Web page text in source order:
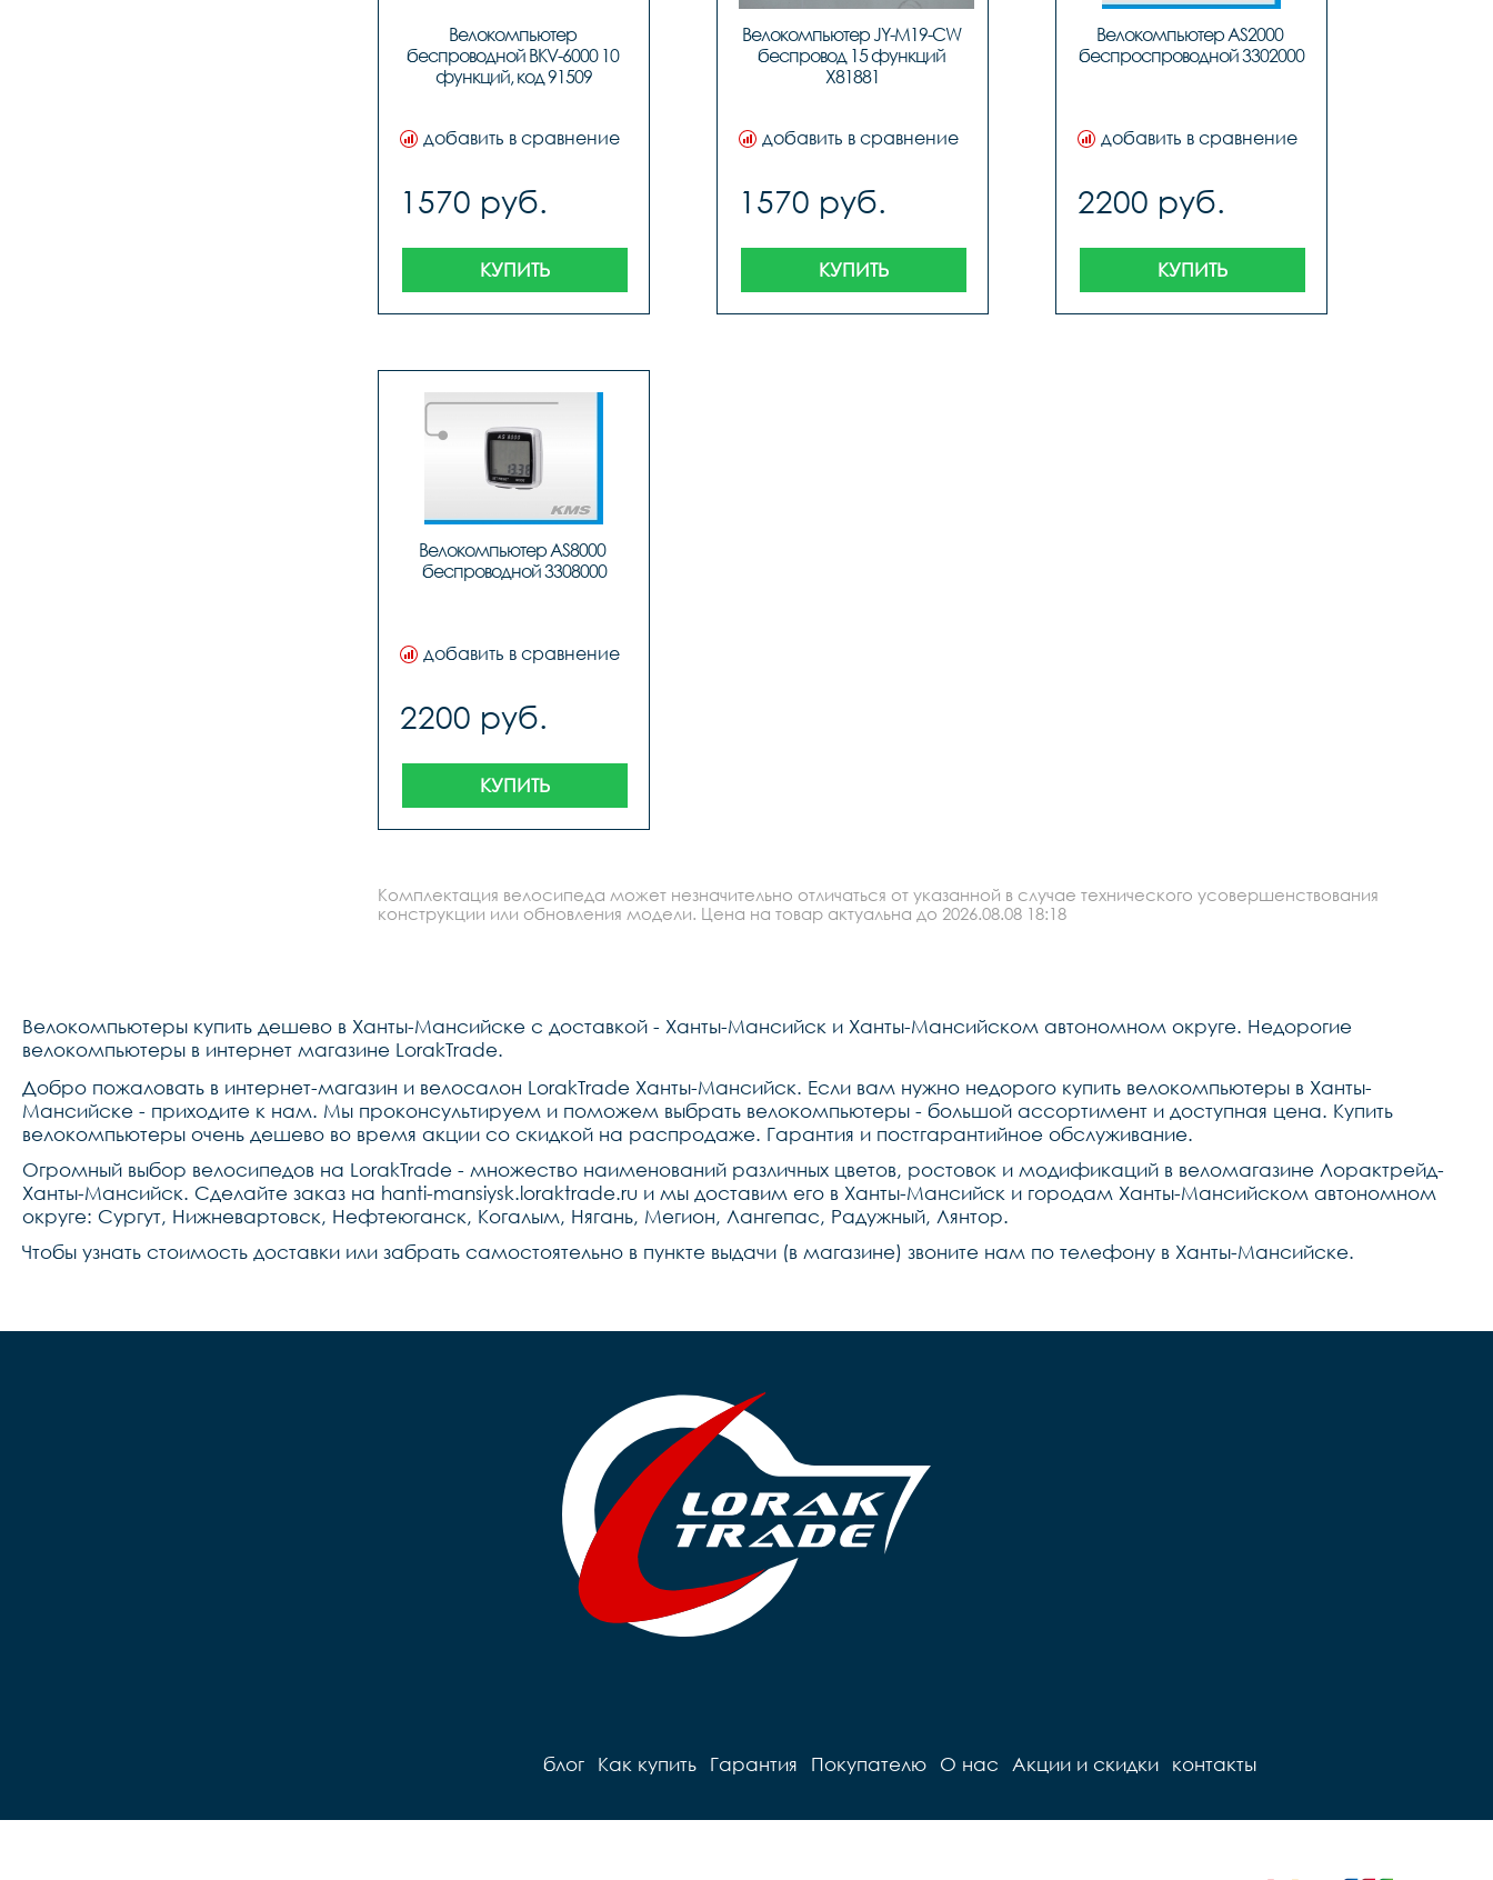
Велокомпьютер
беспроводной BKV-6000 10
функций, код 91509
добавить в сравнение
1570 руб.
КУПИТЬ
Велокомпьютер JY-M19-CW
беспровод 15 функций
X81881
добавить в сравнение
1570 руб.
КУПИТЬ
Велокомпьютер AS2000
беспроспроводной 3302000
добавить в сравнение
2200 руб.
КУПИТЬ
Велокомпьютер AS8000
беспроводной 3308000
добавить в сравнение
2200 руб.
КУПИТЬ
Комплектация велосипеда может незначительно отличаться от указанной в случае технического усовершенствования
конструкции или обновления модели. Цена на товар актуальна до 2026.08.08 18:18
Велокомпьютеры купить дешево в Ханты-Мансийске с доставкой - Ханты-Мансийск и Ханты-Мансийском автономном округе. Недорогие
велокомпьютеры в интернет магазине LorakTrade.
Добро пожаловать в интернет-магазин и велосалон LorakTrade Ханты-Мансийск. Если вам нужно недорого купить велокомпьютеры в Ханты-
Мансийске - приходите к нам. Мы проконсультируем и поможем выбрать велокомпьютеры - большой ассортимент и доступная цена. Купить
велокомпьютеры очень дешево во время акции со скидкой на распродаже. Гарантия и постгарантийное обслуживание.
Огромный выбор велосипедов на LorakTrade - множество наименований различных цветов, ростовок и модификаций в веломагазине Лорактрейд-
Ханты-Мансийск. Сделайте заказ на hanti-mansiysk.loraktrade.ru и мы доставим его в Ханты-Мансийск и городам Ханты-Мансийском автономном
округе: Сургут, Нижневартовск, Нефтеюганск, Когалым, Нягань, Мегион, Лангепас, Радужный, Лянтор.
Чтобы узнать стоимость доставки или забрать самостоятельно в пункте выдачи (в магазине) звоните нам по телефону в Ханты-Мансийске.
блог Как купить Гарантия Покупателю О нас Акции и скидки контакты